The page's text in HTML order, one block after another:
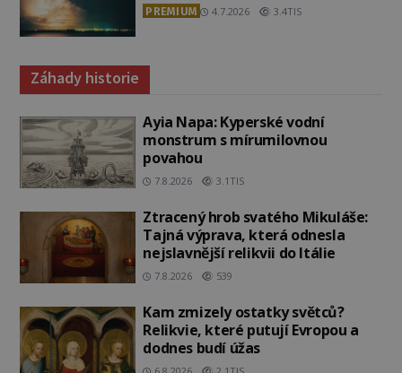
PREMIUM 4.7.2026 3.4TIS
Záhady historie
Ayia Napa: Kyperské vodní
monstrum s mírumilovnou
povahou
7.8.2026 3.1TIS
Ztracený hrob svatého Mikuláše:
Tajná výprava, která odnesla
nejslavnější relikvii do Itálie
7.8.2026 539
Kam zmizely ostatky světců?
Relikvie, které putují Evropou a
dodnes budí úžas